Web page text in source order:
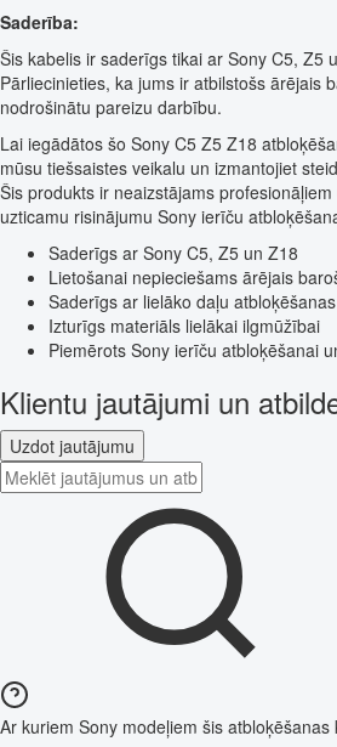
Saderība:
Šis kabelis ir saderīgs tikai ar Sony C5, Z5
Pārliecinieties, ka jums ir atbilstošs ārējais
nodrošinātu pareizu darbību.
Lai iegādātos šo Sony C5 Z5 Z18
mūsu tiešsaistes veikalu un izmantojiet
Šis produkts ir neaizstājams
uzticamu risinājumu Sony ierīču
Saderīgs ar Sony C5, Z5 un Z18
Lietošanai nepieciešams ārējais
Saderīgs ar lielāko daļu
Izturīgs materiāls lielākai ilgmūžībai
Piemērots Sony ierīču atbloķēšanai
Klientu jautājumi un
Uzdot jautājumu
Ar kuriem Sony modeļiem šis